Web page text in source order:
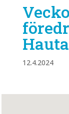
12.4.2024